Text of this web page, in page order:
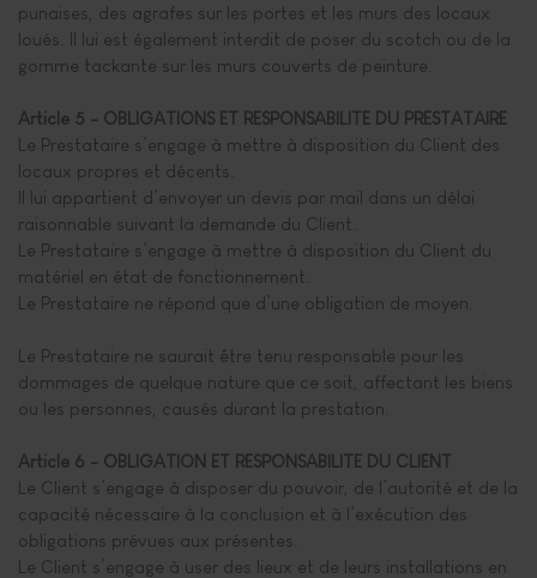
punaises, des agrafes sur les portes et les murs des locaux
loués. Il lui est également interdit de poser du scotch ou de la
gomme tackante sur les murs couverts de peinture.
Article 5 - OBLIGATIONS ET RESPONSABILITE DU PRESTATAIRE
Le Prestataire s’engage à mettre à disposition du Client des
locaux propres et décents.
Il lui appartient d’envoyer un devis par mail dans un délai
raisonnable suivant la demande du Client.
Le Prestataire s’engage à mettre à disposition du Client du
matériel en état de fonctionnement.
Le Prestataire ne répond que d’une obligation de moyen.
Le Prestataire ne saurait être tenu responsable pour les
dommages de quelque nature que ce soit, affectant les biens
ou les personnes, causés durant la prestation.
Article 6 - OBLIGATION ET RESPONSABILITE DU CLIENT
Le Client s’engage à disposer du pouvoir, de l’autorité et de la
capacité nécessaire à la conclusion et à l’exécution des
obligations prévues aux présentes.
Le Client s’engage à user des lieux et de leurs installations en